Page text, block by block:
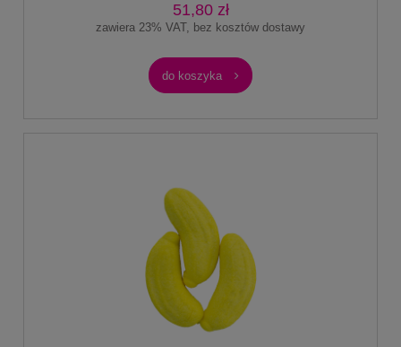
51,80 zł
zawiera 23% VAT, bez kosztów dostawy
do koszyka